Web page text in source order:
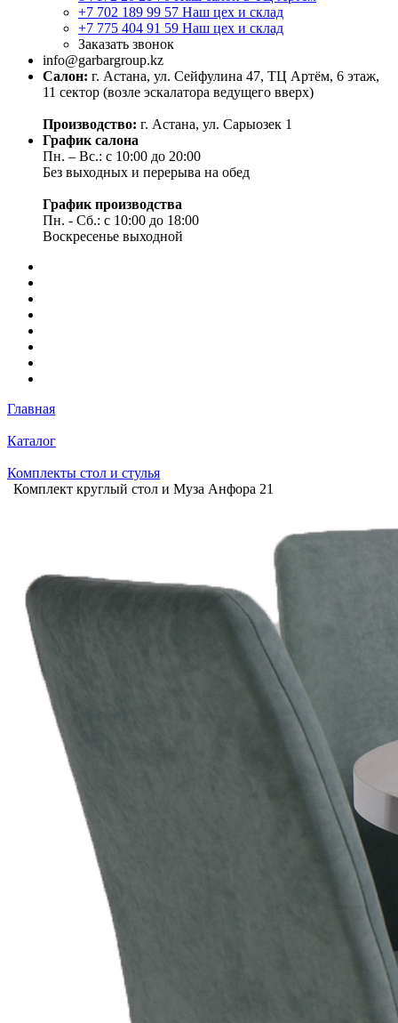
+7 702 189 99 57 Наш цех и склад
+7 775 404 91 59 Наш цех и склад
Заказать звонок
info@garbargroup.kz
Салон: г. Астана, ул. Сейфулина 47, ТЦ Артём, 6 этаж,
11 сектор (возле эскалатора ведущего вверх)
Производство: г. Астана, ул. Сарыозек 1
График салона
Пн. – Вс.: с 10:00 до 20:00
Без выходных и перерыва на обед
График производства
Пн. - Сб.: с 10:00 до 18:00
Воскресенье выходной
Главная
Каталог
Комплекты стол и стулья
Комплект круглый стол и Муза Анфора 21